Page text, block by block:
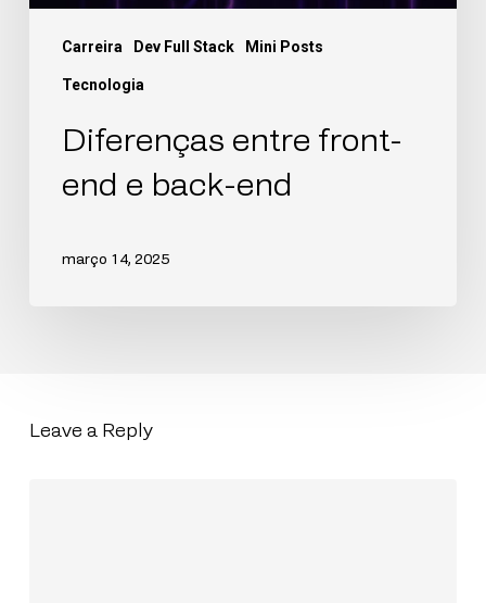
Carreira Dev Full Stack Mini Posts
Tecnologia
Diferenças entre front-
end e back-end
março 14, 2025
Leave a Reply